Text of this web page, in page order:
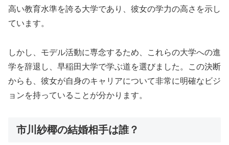
高い教育水準を誇る大学であり、彼女の学力の高さを示し
ています。
しかし、モデル活動に専念するため、これらの大学への進
学を辞退し、早稲田大学で学ぶ道を選びました。この決断
からも、彼女が自身のキャリアについて非常に明確なビジ
ョンを持っていることが分かります。
市川紗椰の結婚相手は誰？